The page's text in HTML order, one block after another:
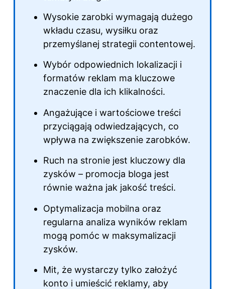
Wysokie zarobki wymagają dużego
wkładu czasu, wysiłku oraz
przemyślanej strategii contentowej.
Wybór odpowiednich lokalizacji i
formatów reklam ma kluczowe
znaczenie dla ich klikalności.
Angażujące i wartościowe treści
przyciągają odwiedzających, co
wpływa na zwiększenie zarobków.
Ruch na stronie jest kluczowy dla
zysków – promocja bloga jest
równie ważna jak jakość treści.
Optymalizacja mobilna oraz
regularna analiza wyników reklam
mogą pomóc w maksymalizacji
zysków.
Mit, że wystarczy tylko założyć
konto i umieścić reklamy, aby